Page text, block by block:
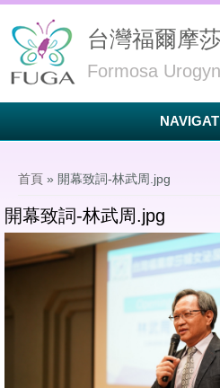
台灣福爾摩
Formosa
首頁 » 開幕致詞-林武周.jpg
開幕致詞-林武周.jpg